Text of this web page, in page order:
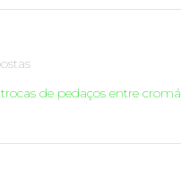
de pedaços entre